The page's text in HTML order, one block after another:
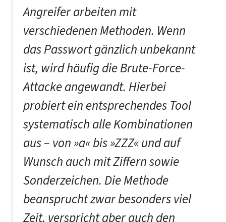
Angreifer arbeiten mit
verschiedenen Methoden. Wenn
das Passwort gänzlich unbekannt
ist, wird häufig die Brute-Force-
Attacke angewandt. Hierbei
probiert ein entsprechendes Tool
systematisch alle Kombinationen
aus – von »a« bis »ZZZ« und auf
Wunsch auch mit Ziffern sowie
Sonderzeichen. Die Methode
beansprucht zwar besonders viel
Zeit, verspricht aber auch den